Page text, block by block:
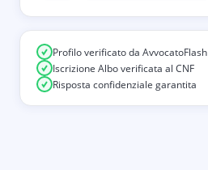
Profilo verificato da AvvocatoFlash
Iscrizione Albo verificata al CNF
Risposta confidenziale garantita